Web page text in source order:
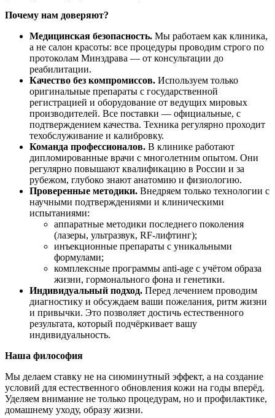
Почему нам доверяют?
Медицинская безопасность. Мы работаем как клиника,
а не салон красоты: все процедуры проводим строго по
протоколам Минздрава — от консультации до
реабилитации.
Качество без компромиссов. Используем только
оригинальные препараты с государственной
регистрацией и оборудование от ведущих мировых
производителей. Все поставки — официальные, с
подтверждением качества. Техника регулярно проходит
техобслуживание и калибровку.
Команда профессионалов. В клинике работают
дипломированные врачи с многолетним опытом. Они
регулярно повышают квалификацию в России и за
рубежом, глубоко знают анатомию и физиологию.
Проверенные методики. Внедряем только технологии с
научными подтверждениями и клиническими
испытаниями:
аппаратные методики последнего поколения
(лазеры, ультразвук, RF‑лифтинг);
инъекционные препараты с уникальными
формулами;
комплексные программы anti‑age с учётом образа
жизни, гормонального фона и генетики.
Индивидуальный подход. Перед лечением проводим
диагностику и обсуждаем ваши пожелания, ритм жизни
и привычки. Это позволяет достичь естественного
результата, который подчёркивает вашу
индивидуальность.
Наша философия
Мы делаем ставку не на сиюминутный эффект, а на создание
условий для естественного обновления кожи на годы вперёд.
Уделяем внимание не только процедурам, но и профилактике,
домашнему уходу, образу жизни.